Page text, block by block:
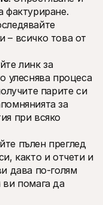
фактуриране.
– всичко това от
линк за
улеснява процеса
парите си
за
при всяко
пълен преглед
както и отчети и
дава по-голям
ви помага да